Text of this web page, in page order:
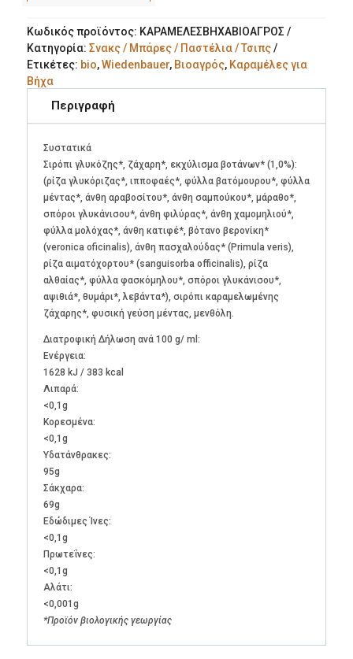
Wiedenbauer
Bio
ποσότητα
Κωδικός προϊόντος: ΚΑΡΑΜΕΛΕΣΒΗΧΑΒΙΟΑΓΡΟΣ
Κατηγορία: Σνακς / Μπάρες / Παστέλια / Τσιπς
Ετικέτες: bio,Wiedenbauer, Βιοαγρός, Καραμέλες για
Βήχα
Περιγραφή
Συστατικά
Σιρόπι γλυκόζης*, ζάχαρη*, εκχύλισμα βοτάνων* (1,0%):
(ρίζα γλυκόριζας*, ιπποφαές*, φύλλα βατόμουρου*, φύλλα
μέντας*, άνθη αραβοσίτου*, άνθη σαμπούκου*, μάραθο*,
σπόροι γλυκάνισου*, άνθη φιλύρας*, άνθη χαμομηλιού*,
φύλλα μολόχας*, άνθη κατιφέ*, βότανο βερονίκη*
(veronica oficinalis), άνθη πασχαλούδας* (Primula veris),
ρίζα αιματόχορτου* (sanguisorba officinalis), ρίζα
αλθαίας*, φύλλα φασκόμηλου*, σπόροι γλυκάνισου*,
αψιθιά*, θυμάρι*, λεβάντα*), σιρόπι καραμελωμένης
ζάχαρης*, φυσική γεύση μέντας, μενθόλη.
Διατροφική Δήλωση ανά 100 g/ ml:
Ενέργεια:
1628 kJ / 383 kcal
Λιπαρά:
<0,1g
Kορεσμένα:
<0,1g
Υδατάνθρακες:
95g
Σάκχαρα:
69g
Εδώδιμες Ίνες:
<0,1g
Πρωτεΐνες:
<0,1g
Αλάτι:
<0,001g
*Προϊόν βιολογικής γεωργίας